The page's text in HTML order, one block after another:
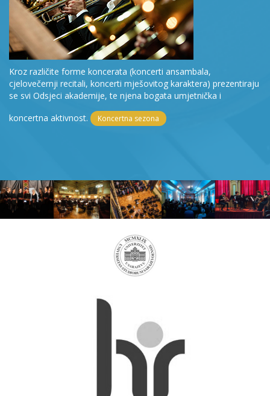
Kroz različite forme koncerata (koncerti ansambala,
cjelovečernji recitali, koncerti mješovitog karaktera) prezentiraju
se svi Odsjeci akademije, te njena bogata umjetnička i
koncertna aktivnost.
Koncertna sezona